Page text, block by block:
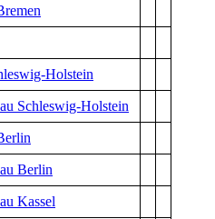
Holstein
Schleswig-Holstein
Berlin
Kassel